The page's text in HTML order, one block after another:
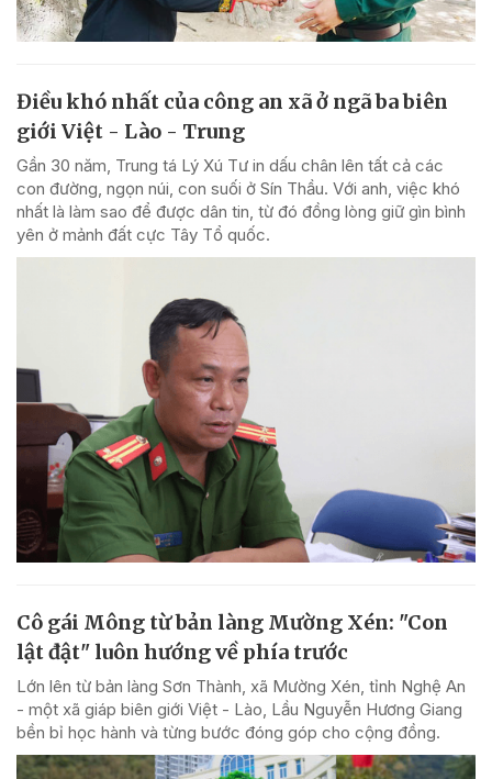
Điều khó nhất của công an xã ở ngã ba biên
giới Việt - Lào - Trung
Gần 30 năm, Trung tá Lý Xú Tư in dấu chân lên tất cả các
con đường, ngọn núi, con suối ở Sín Thầu. Với anh, việc khó
nhất là làm sao để được dân tin, từ đó đồng lòng giữ gìn bình
yên ở mảnh đất cực Tây Tổ quốc.
Cô gái Mông từ bản làng Mường Xén: "Con
lật đật" luôn hướng về phía trước
Lớn lên từ bản làng Sơn Thành, xã Mường Xén, tỉnh Nghệ An
- một xã giáp biên giới Việt - Lào, Lầu Nguyễn Hương Giang
bền bỉ học hành và từng bước đóng góp cho cộng đồng.